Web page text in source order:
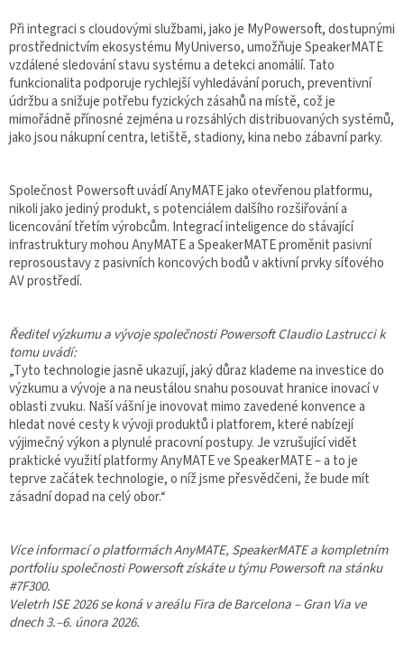
Při integraci s cloudovými službami, jako je MyPowersoft, dostupnými
prostřednictvím ekosystému MyUniverso, umožňuje SpeakerMATE
vzdálené sledování stavu systému a detekci anomálií. Tato
funkcionalita podporuje rychlejší vyhledávání poruch, preventivní
údržbu a snižuje potřebu fyzických zásahů na místě, což je
mimořádně přínosné zejména u rozsáhlých distribuovaných systémů,
jako jsou nákupní centra, letiště, stadiony, kina nebo zábavní parky.
Společnost Powersoft uvádí AnyMATE jako otevřenou platformu,
nikoli jako jediný produkt, s potenciálem dalšího rozšiřování a
licencování třetím výrobcům. Integrací inteligence do stávající
infrastruktury mohou AnyMATE a SpeakerMATE proměnit pasivní
reprosoustavy z pasivních koncových bodů v aktivní prvky síťového
AV prostředí.
Ředitel výzkumu a vývoje společnosti Powersoft Claudio Lastrucci k
tomu uvádí:
„Tyto technologie jasně ukazují, jaký důraz klademe na investice do
výzkumu a vývoje a na neustálou snahu posouvat hranice inovací v
oblasti zvuku. Naší vášní je inovovat mimo zavedené konvence a
hledat nové cesty k vývoji produktů i platforem, které nabízejí
výjimečný výkon a plynulé pracovní postupy. Je vzrušující vidět
praktické využití platformy AnyMATE ve SpeakerMATE – a to je
teprve začátek technologie, o níž jsme přesvědčeni, že bude mít
zásadní dopad na celý obor.“
Více informací o platformách AnyMATE, SpeakerMATE a kompletním
portfoliu společnosti Powersoft získáte u týmu Powersoft na stánku
#7F300.
Veletrh ISE 2026 se koná v areálu Fira de Barcelona – Gran Via ve
dnech 3.–6. února 2026.